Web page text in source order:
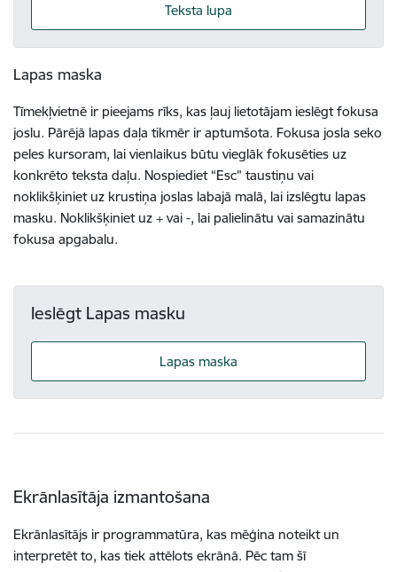
Teksta lupa
Lapas maska
Tīmekļvietnē ir pieejams rīks, kas ļauj lietotājam ieslēgt fokusa
joslu. Pārējā lapas daļa tikmēr ir aptumšota. Fokusa josla seko
peles kursoram, lai vienlaikus būtu vieglāk fokusēties uz
konkrēto teksta daļu. Nospiediet “Esc” taustiņu vai
noklikšķiniet uz krustiņa joslas labajā malā, lai izslēgtu lapas
masku. Noklikšķiniet uz + vai -, lai palielinātu vai samazinātu
fokusa apgabalu.
Ieslēgt Lapas masku
Lapas maska
Ekrānlasītāja izmantošana
Ekrānlasītājs ir programmatūra, kas mēģina noteikt un
interpretēt to, kas tiek attēlots ekrānā. Pēc tam šī